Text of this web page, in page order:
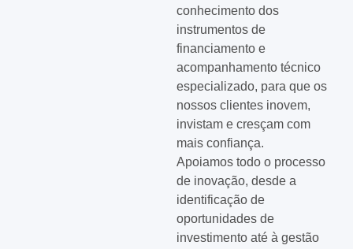
conhecimento dos
instrumentos de
financiamento e
acompanhamento técnico
especializado, para que os
nossos clientes inovem,
invistam e cresçam com
mais confiança.
Apoiamos todo o processo
de inovação, desde a
identificação de
oportunidades de
investimento até à gestão